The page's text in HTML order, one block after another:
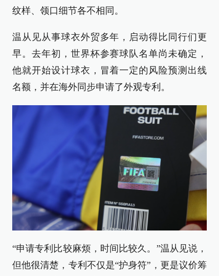
纹样、领口细节各不相同。
温从见从事球衣外贸多年，启动得比同行们更
早。去年初，世界杯参赛球队名单尚未确定，
他就开始设计球衣，冒着一定的风险预测出线
名额，并在海外同步申请了外观专利。
“申请专利比较麻烦，时间比较久。”温从见说，
但他很清楚，专利不仅是“护身符”，更是议价筹